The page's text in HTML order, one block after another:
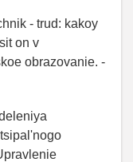
- trud: kakoy
on v
obrazovanie. -